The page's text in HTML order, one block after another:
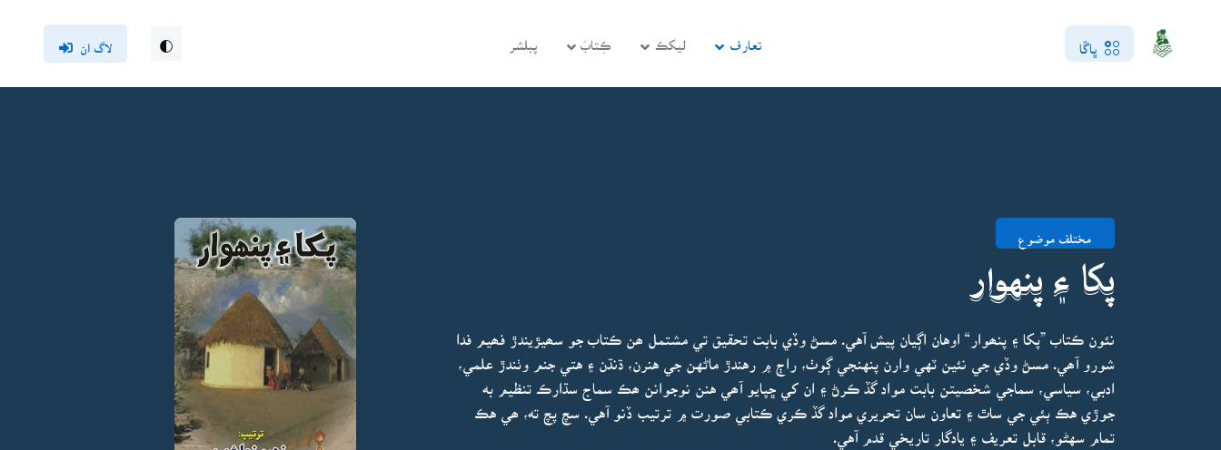
ڀاڱا تعارف ليکڪ ڪِتابَ پبلشر لاگ ان
مختلف موضوع
پکا ۽ پنهوار
نئون ڪتاب ”پکا ۽ پنھوار“ اوهان اڳيان پيش آهي. مسڻ وڏي بابت تحقيق تي مشتمل ھن ڪتاب جو سھيڙيندڙ فھيم فدا
شورو آھي. مسڻ وڏي جي نئين ٽهي وارن پنهنجي ڳوٺ، راڄ ۾ رهندڙ ماڻهن جي هنرن، ڌنڌن ۽ هتي جنم وٺندڙ علمي،
ادبي، سياسي، سماجي شخصيتن بابت مواد گڏ ڪرڻ ۽ ان کي ڇپايو آھي هنن نوجوانن ھڪ سماج سڌارڪ تنظيم به
جوڙي هڪ ٻئي جي ساٿ ۽ تعاون سان تحريري مواد گڏ ڪري ڪتابي صورت ۾ ترتيب ڏنو آهي. سچ پچ ته، ھي هڪ
تمام سهڻو، قابل تعريف ۽ يادگار تاريخي قدم آهي.